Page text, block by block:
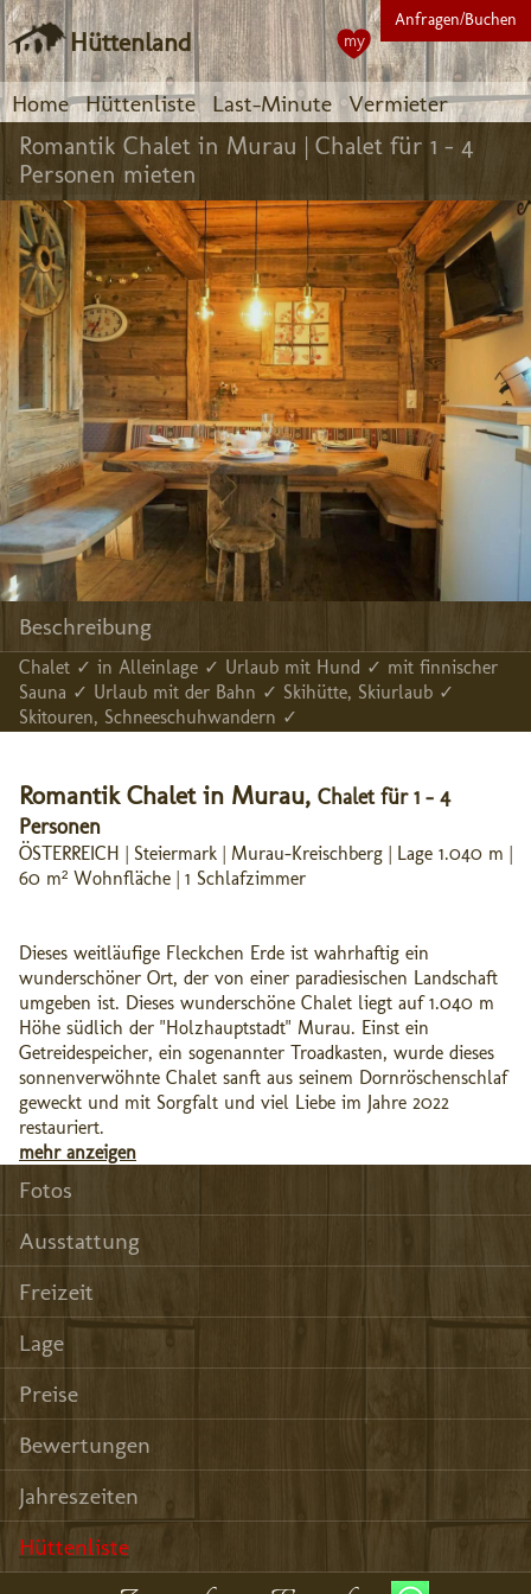
Hüttenland
Home Hüttenliste Last-Minute Vermieter
Anfragen/Buchen
my
Romantik Chalet in Murau | Chalet für 1 - 4
Personen mieten
Beschreibung
Chalet ✓ in Alleinlage ✓ Urlaub mit Hund ✓ mit finnischer
Sauna ✓ Urlaub mit der Bahn ✓ Skihütte, Skiurlaub ✓
Skitouren, Schneeschuhwandern ✓
Romantik Chalet in Murau, Chalet für 1 - 4
Personen
ÖSTERREICH | Steiermark | Murau-Kreischberg | Lage 1.040 m |
60 m² Wohnfläche | 1 Schlafzimmer
Dieses weitläufige Fleckchen Erde ist wahrhaftig ein
wunderschöner Ort, der von einer paradiesischen Landschaft
umgeben ist. Dieses wunderschöne Chalet liegt auf 1.040 m
Höhe südlich der "Holzhauptstadt" Murau. Einst ein
Getreidespeicher, ein sogenannter Troadkasten, wurde dieses
sonnenverwöhnte Chalet sanft aus seinem Dornröschenschlaf
geweckt und mit Sorgfalt und viel Liebe im Jahre 2022
restauriert.
mehr anzeigen
Fotos
Ausstattung
Freizeit
Lage
Preise
Bewertungen
Jahreszeiten
Hüttenliste